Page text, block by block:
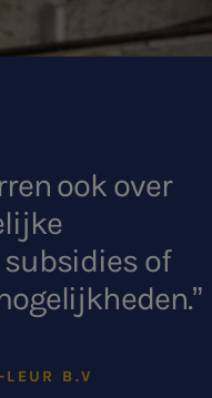
ook over
of
LEUR B.V